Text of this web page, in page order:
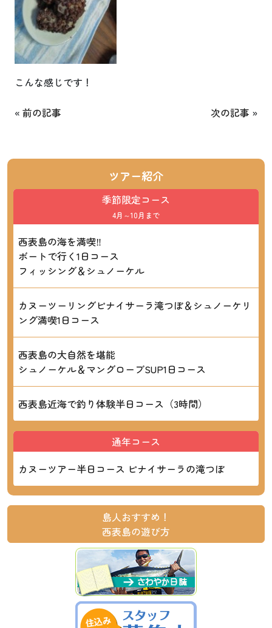
こんな感じです！
« 前の記事 次の記事 »
ツアー紹介
季節限定コース
4月～10月まで
西表島の海を満喫‼
ボートで行く1日コース
フィッシング＆シュノーケル
カヌーツーリングピナイサーラ滝つぼ＆シュノーケリ
ング満喫1日コース
西表島の大自然を堪能
シュノーケル＆マングローブSUP1日コース
西表島近海で釣り体験半日コース（3時間）
通年コース
カヌーツアー半日コース ピナイサーラの滝つぼ
島人おすすめ！
西表島の遊び方